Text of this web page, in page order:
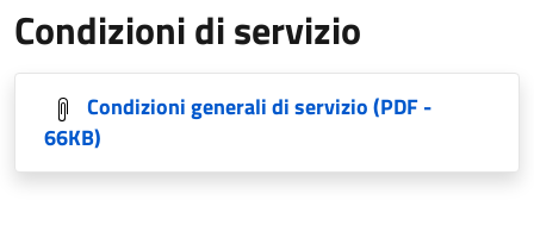
Condizioni di servizio
Condizioni generali di servizio(PDF -
66KB)